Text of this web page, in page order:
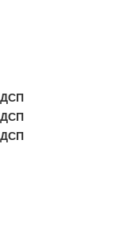
ДСП
ДСП
ДСП